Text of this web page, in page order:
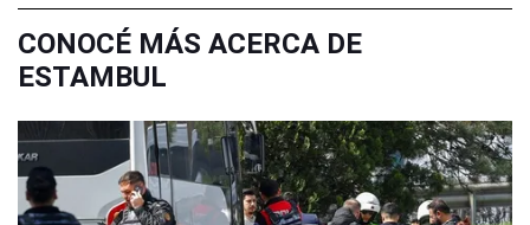
CONOCÉ MÁS ACERCA DE
ESTAMBUL